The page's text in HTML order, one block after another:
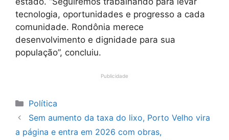
tecnologia, oportunidades e progresso a cada
comunidade. Rondônia merece
desenvolvimento e dignidade para sua
população”, concluiu.
Publicidade
Categorias
Política
Sem aumento da taxa do lixo, Porto Velho vira
a página e entra em 2026 com obras,